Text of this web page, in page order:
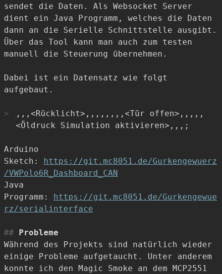
sendet die Daten. Als Websocket Server
dient ein Java Programm, welches die Daten
dann an die Serielle Schnittstelle ausgibt.
Über das Tool kann man auch zum testen
manuell die Steuerung übernehmen.
Dabei ist ein Datensatz wie folgt
aufgebaut.
, , ,<Rücklicht>, , , , , , , ,<Tür offen>, , , , ,
<Öldruck Simulation aktivieren>, , , ;
Arduino
Sketch:
https://git.mc8051.de/Gurkengewuerz
/VWPolo6R_Dashboard_CAN
Java
Programm:
https://git.mc8051.de/Gurkengewue
rz/serialinterface
Probleme
Während des Projekts sind natürlich wieder
einige Probleme aufgetaucht. Unter anderem
konnte ich den Magic Smoke an dem MCP2551